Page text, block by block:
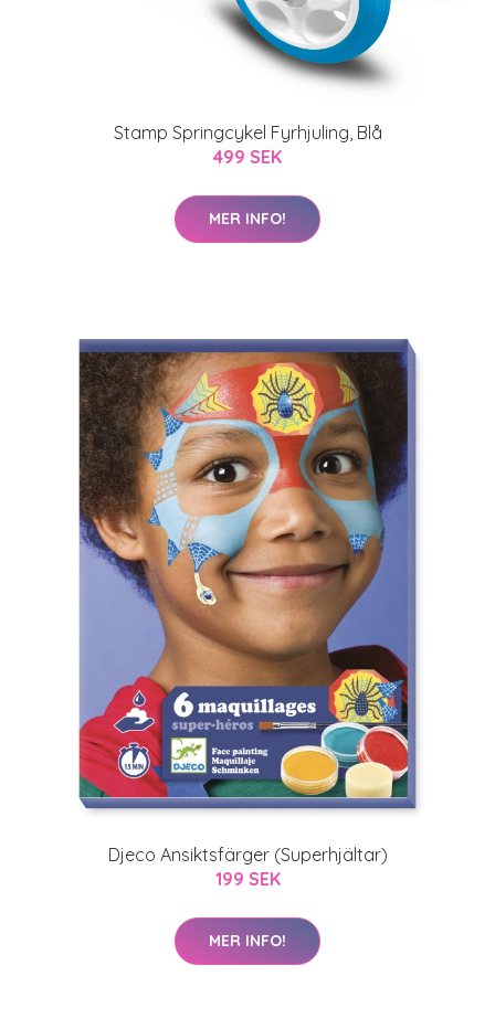
Stamp Springcykel Fyrhjuling, Blå
499 SEK
MER INFO!
Djeco Ansiktsfärger (Superhjältar)
199 SEK
MER INFO!